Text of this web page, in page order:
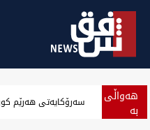
هەواڵی
بە ‏بەرزەوبوین نرخ